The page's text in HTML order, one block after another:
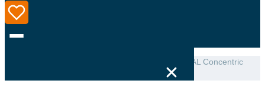
TwinSafe+ Condensate trap AL Concentric